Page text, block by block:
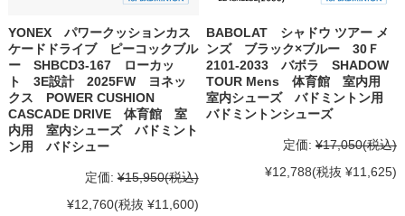
YONEX パワークッションカス
ケードドライブ ピーコックブル
ー SHBCD3-167 ローカッ
ト 3E設計 2025FW ヨネッ
クス POWER CUSHION
CASCADE DRIVE 体育館 室
内用 室内シューズ バドミント
ン用 バドシュー
定価: ¥15,950(税込)
¥12,760(税抜 ¥11,600)
BABOLAT シャドウ ツアー メ
ンズ ブラック×ブルー 30Ｆ
2101-2033 バボラ SHADOW
TOUR Mens 体育館 室内用
室内シューズ バドミントン用
バドミントンシューズ
定価: ¥17,050(税込)
¥12,788(税抜 ¥11,625)